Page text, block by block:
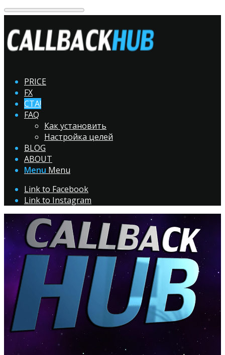
PRICE
FX
CTA!
FAQ
Как установить
Настройка целей
BLOG
ABOUT
Menu Menu
Link to Facebook
Link to Instagram